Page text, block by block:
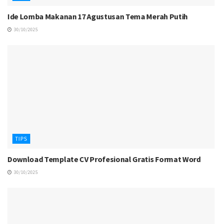
Ide Lomba Makanan 17 Agustusan Tema Merah Putih
30/10/2025
TIPS
Download Template CV Profesional Gratis Format Word
30/10/2025